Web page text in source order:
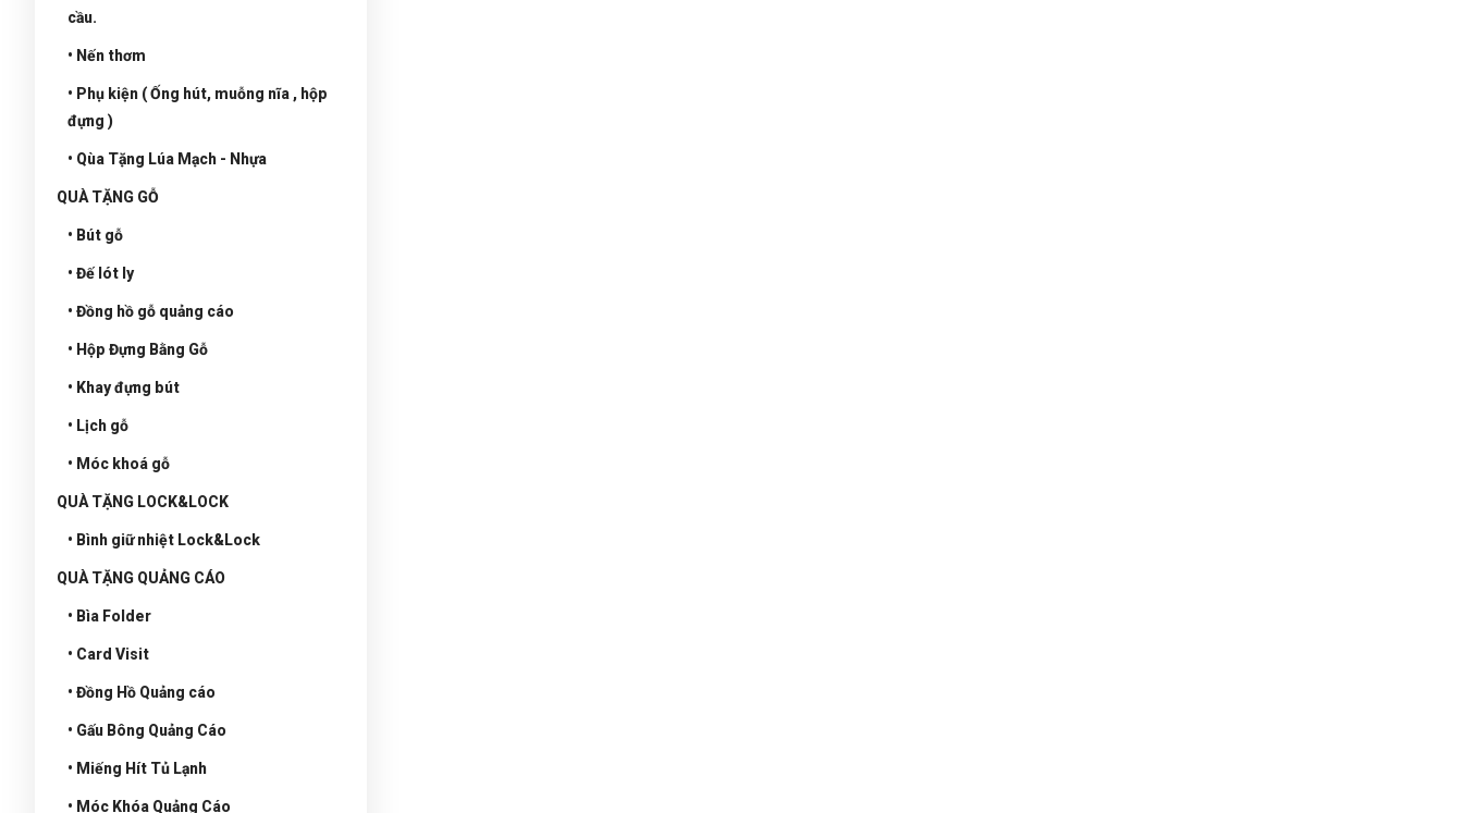
cầu.
• Nến thơm
• Phụ kiện ( Ống hút, muỗng nĩa , hộp
đựng )
• Qùa Tặng Lúa Mạch - Nhựa
QUÀ TẶNG GỖ
• Bút gỗ
• Đế lót ly
• Đồng hồ gỗ quảng cáo
• Hộp Đựng Bằng Gỗ
• Khay đựng bút
• Lịch gỗ
• Móc khoá gỗ
QUÀ TẶNG LOCK&LOCK
• Bình giữ nhiệt Lock&Lock
QUÀ TẶNG QUẢNG CÁO
• Bìa Folder
• Card Visit
• Đồng Hồ Quảng cáo
• Gấu Bông Quảng Cáo
• Miếng Hít Tủ Lạnh
• Móc Khóa Quảng Cáo